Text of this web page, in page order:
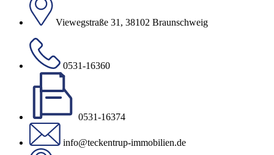
Viewegstraße 31, 38102 Braunschweig
0531-16360
0531-16374
info@teckentrup-immobilien.de